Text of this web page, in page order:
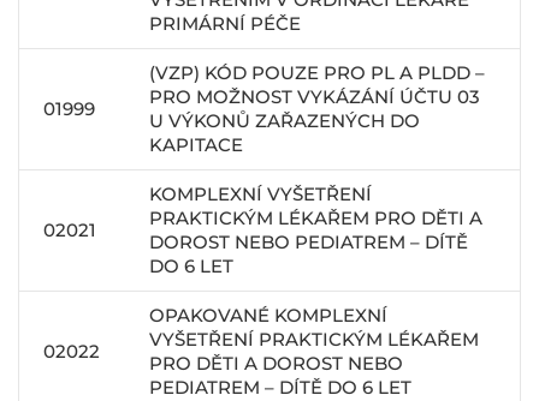
PRIMÁRNÍ PÉČE
01999
(VZP) KÓD POUZE PRO PL A PLDD –
PRO MOŽNOST VYKÁZÁNÍ ÚČTU 03
U VÝKONŮ ZAŘAZENÝCH DO
KAPITACE
02021
KOMPLEXNÍ VYŠETŘENÍ
PRAKTICKÝM LÉKAŘEM PRO DĚTI A
DOROST NEBO PEDIATREM – DÍTĚ
DO 6 LET
02022
OPAKOVANÉ KOMPLEXNÍ
VYŠETŘENÍ PRAKTICKÝM LÉKAŘEM
PRO DĚTI A DOROST NEBO
PEDIATREM – DÍTĚ DO 6 LET